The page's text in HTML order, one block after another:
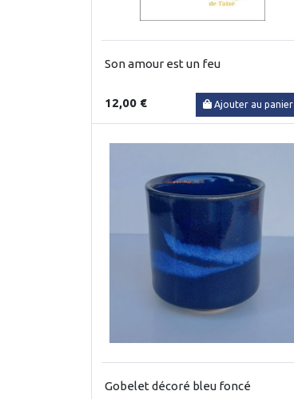
Son amour est un feu
12,00 € Ajouter au panier
Gobelet décoré bleu foncé